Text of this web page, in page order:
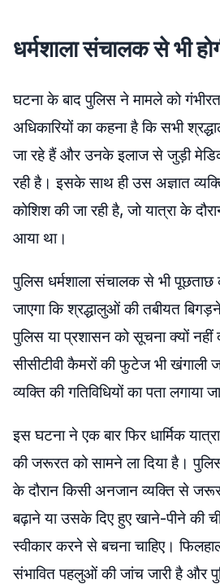
धर्मशाला संचालक से भी
घटना के बाद पुलिस ने मामले को
अधिकारियों का कहना है कि सभी
जा रहे हैं और उनके इलाज से जुड़ी
रही है। इसके साथ ही उस अज्ञात
कोशिश की जा रही है, जो यात्रा के
आया था।
पुलिस धर्मशाला संचालक से भी पूछताछ
जाएगा कि श्रद्धालुओं की तबीयत
पुलिस या प्रशासन को सूचना क्यों
सीसीटीवी कैमरों की फुटेज भी खंगाली
व्यक्ति की गतिविधियों का पता लगाया
इस घटना ने एक बार फिर धार्मिक
की जरूरत को सामने ला दिया है।
के दौरान किसी अनजान व्यक्ति से
बढ़ाने या उसके दिए हुए खाने-पीने की
स्वीकार करने से बचना चाहिए।
संभावित पहलुओं की जांच जारी है और